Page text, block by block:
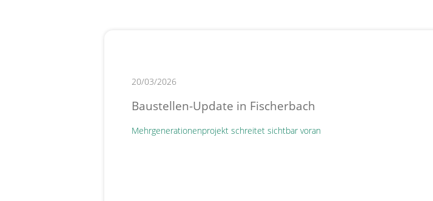
20/03/2026
Baustellen-Update in Fischerbach
Mehrgenerationenprojekt schreitet sichtbar voran